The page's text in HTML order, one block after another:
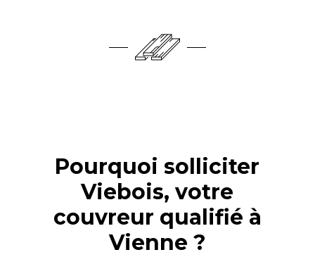
Pourquoi solliciter
Viebois, votre
couvreur qualifié à
Vienne ?